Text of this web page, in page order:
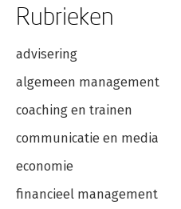
Rubrieken
advisering
algemeen management
coaching en trainen
communicatie en media
economie
financieel management